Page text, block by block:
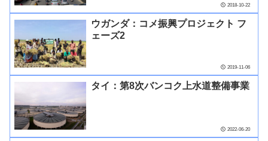
2018-10-22
ウガンダ：コメ振興プロジェクト フ
ェーズ2
2019-11-06
タイ：第8次バンコク上水道整備事業
2022-06-20